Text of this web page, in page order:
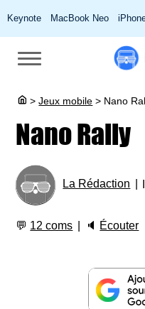
Keynote MacBook Neo
> Jeux mobile > Nano
Nano Rally
La Rédaction
💬 12 coms 🔈 Écouter